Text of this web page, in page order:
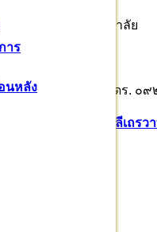
าร
นหลัง
าลีเถรวาทราชวิทยาลัย
รรมวชิราจารย์ รศ.ดร.
มหาวชิราลงกรณ​บาลี​เถรว